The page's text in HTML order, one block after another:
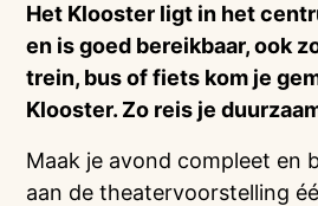
Het Klooster ligt in het
en is goed bereikbaar, ook
trein, bus of fiets kom je
Klooster. Zo reis je
Maak je avond compleet en
aan de theatervoorstelling